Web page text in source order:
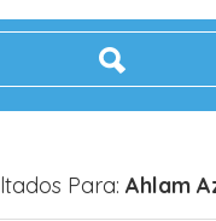
Para: Ahlam